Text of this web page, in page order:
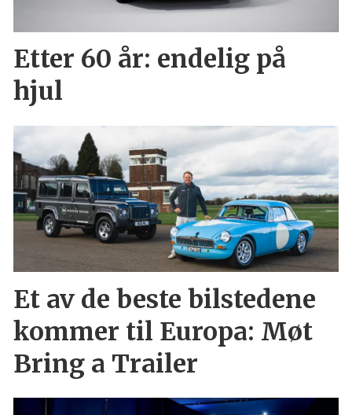
Etter 60 år: endelig på
hjul
Et av de beste bilstedene
kommer til Europa: Møt
Bring a Trailer